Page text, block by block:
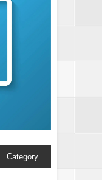
Category